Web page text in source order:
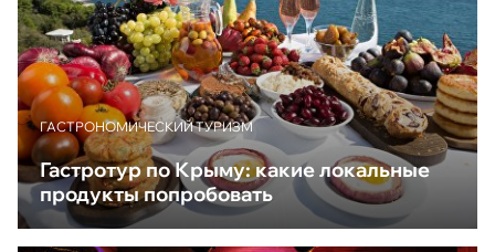
ГАСТРОНОМИЧЕСКИЙ ТУРИЗМ
Гастротур по Крыму: какие локальные
продукты попробовать